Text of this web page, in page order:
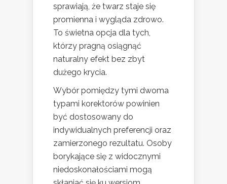
sprawiają, że twarz staje się
promienna i wygląda zdrowo.
To świetna opcja dla tych,
którzy pragną osiągnąć
naturalny efekt bez zbyt
dużego krycia.
Wybór pomiędzy tymi dwoma
typami korektorów powinien
być dostosowany do
indywidualnych preferencji oraz
zamierzonego rezultatu. Osoby
borykające się z widocznymi
niedoskonałościami mogą